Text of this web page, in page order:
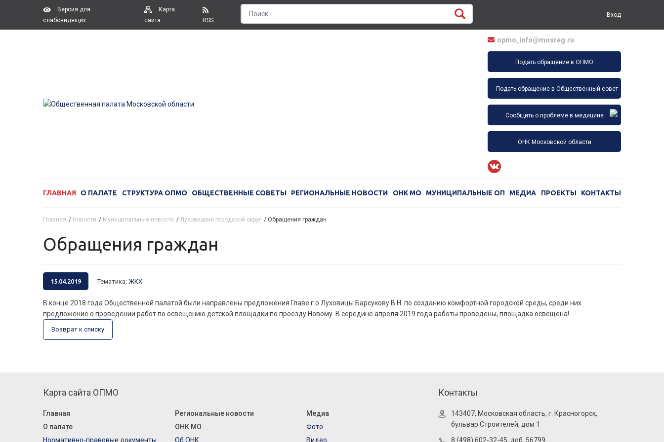
Версия для
слабовидящих
Карта
сайта
RSS
Вход
opmo_info@mosreg.ru
Подать обращение в ОПМО
Подать обращение в Общественный совет
Сообщить о проблеме в медицине
ОНК Московской области
ГЛАВНАЯ О ПАЛАТЕ СТРУКТУРА ОПМО ОБЩЕСТВЕННЫЕ СОВЕТЫ РЕГИОНАЛЬНЫЕ НОВОСТИ ОНК МО МУНИЦИПАЛЬНЫЕ ОП МЕДИА ПРОЕКТЫ КОНТАКТЫ
Главная / Новости / Муниципальные новости / Луховицкий городской округ / Обращения граждан
Обращения граждан
15.04.2019 Тематика: ЖКХ
В конце 2018 года Общественной палатой были направлены предложения Главе г.о.Луховицы Барсукову В.Н. по созданию комфортной городской среды, среди них
предложение о проведении работ по освещению детской площадки по проезду Новому. В середине апреля 2019 года работы проведены, площадка освещена!
Возврат к списку
Карта сайта ОПМО
Главная
О палате
Нормативно-правовые документы
Региональные новости
ОНК МО
Об ОНК
Медиа
Фото
Видео
Контакты
143407, Московская область, г. Красногорск,
бульвар Строителей, дом 1
8 (498) 602-32-45, доб. 56799